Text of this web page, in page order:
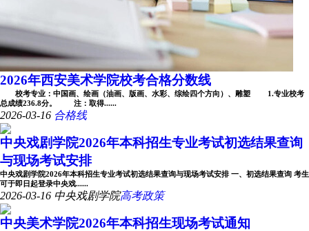
2026年西安美术学院校考合格分数线
校考专业：中国画、绘画（油画、版画、水彩、综绘四个方向）、雕塑 1.专业校考
总成绩236.8分。 注：取得......
2026-03-16 合格线
中央戏剧学院2026年本科招生专业考试初选结果查询
与现场考试安排
中央戏剧学院2026年本科招生专业考试初选结果查询与现场考试安排 一、初选结果查询 考生
可于即日起登录中央戏......
2026-03-16 中央戏剧学院高考政策
中央美术学院2026年本科招生现场考试通知